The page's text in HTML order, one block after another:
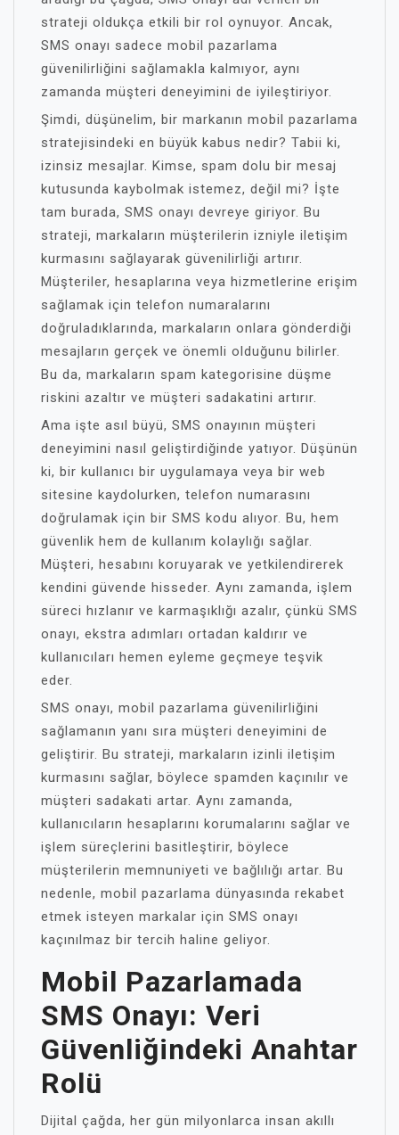
strateji oldukça etkili bir rol oynuyor. Ancak,
SMS onayı sadece mobil pazarlama
güvenilirliğini sağlamakla kalmıyor, aynı
zamanda müşteri deneyimini de iyileştiriyor.
Şimdi, düşünelim, bir markanın mobil pazarlama
stratejisindeki en büyük kabus nedir? Tabii ki,
izinsiz mesajlar. Kimse, spam dolu bir mesaj
kutusunda kaybolmak istemez, değil mi? İşte
tam burada, SMS onayı devreye giriyor. Bu
strateji, markaların müşterilerin izniyle iletişim
kurmasını sağlayarak güvenilirliği artırır.
Müşteriler, hesaplarına veya hizmetlerine erişim
sağlamak için telefon numaralarını
doğruladıklarında, markaların onlara gönderdiği
mesajların gerçek ve önemli olduğunu bilirler.
Bu da, markaların spam kategorisine düşme
riskini azaltır ve müşteri sadakatini artırır.
Ama işte asıl büyü, SMS onayının müşteri
deneyimini nasıl geliştirdiğinde yatıyor. Düşünün
ki, bir kullanıcı bir uygulamaya veya bir web
sitesine kaydolurken, telefon numarasını
doğrulamak için bir SMS kodu alıyor. Bu, hem
güvenlik hem de kullanım kolaylığı sağlar.
Müşteri, hesabını koruyarak ve yetkilendirerek
kendini güvende hisseder. Aynı zamanda, işlem
süreci hızlanır ve karmaşıklığı azalır, çünkü SMS
onayı, ekstra adımları ortadan kaldırır ve
kullanıcıları hemen eyleme geçmeye teşvik
eder.
SMS onayı, mobil pazarlama güvenilirliğini
sağlamanın yanı sıra müşteri deneyimini de
geliştirir. Bu strateji, markaların izinli iletişim
kurmasını sağlar, böylece spamden kaçınılır ve
müşteri sadakati artar. Aynı zamanda,
kullanıcıların hesaplarını korumalarını sağlar ve
işlem süreçlerini basitleştirir, böylece
müşterilerin memnuniyeti ve bağlılığı artar. Bu
nedenle, mobil pazarlama dünyasında rekabet
etmek isteyen markalar için SMS onayı
kaçınılmaz bir tercih haline geliyor.
Mobil Pazarlamada
SMS Onayı: Veri
Güvenliğindeki Anahtar
Rolü
Dijital çağda, her gün milyonlarca insan akıllı